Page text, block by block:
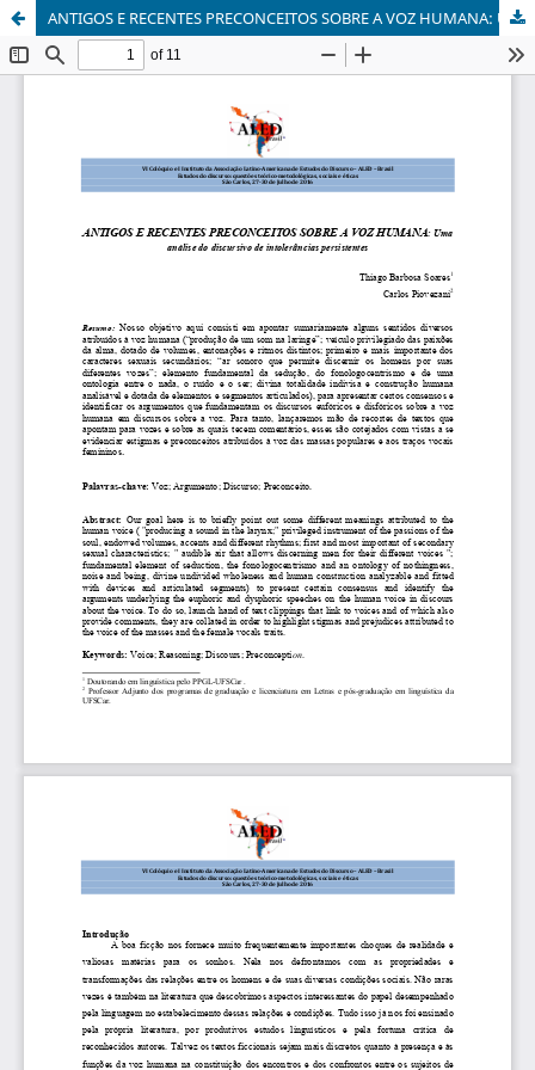
ANTIGOS E RECENTES PRECONCEITOS SOBRE A VOZ HUMANA: Uma análise do discursivo de intolerâncias persistentes